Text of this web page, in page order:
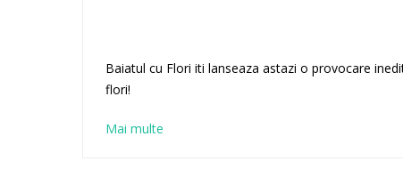
Baiatul cu Flori iti lanseaza astazi o provocare
flori!
Mai multe